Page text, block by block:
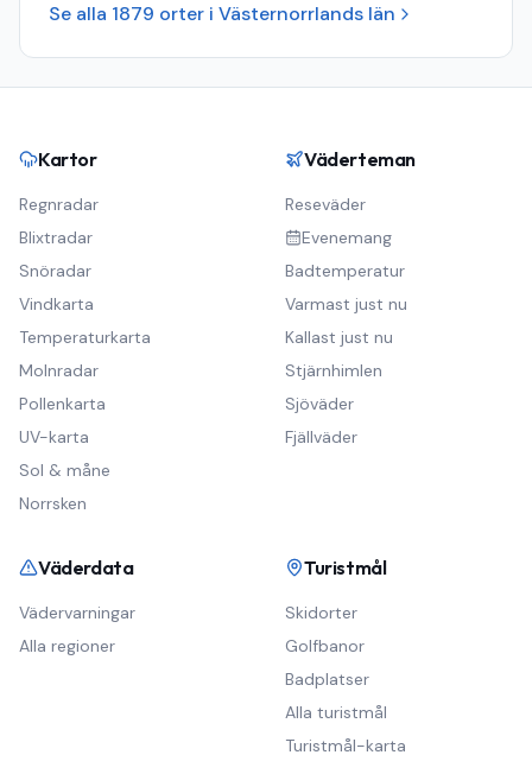
Se alla 1879 orter i Västernorrlands län
Kartor
Regnradar
Blixtradar
Snöradar
Vindkarta
Temperaturkarta
Molnradar
Pollenkarta
UV-karta
Sol & måne
Norrsken
Väderteman
Reseväder
Evenemang
Badtemperatur
Varmast just nu
Kallast just nu
Stjärnhimlen
Sjöväder
Fjällväder
Väderdata
Vädervarningar
Alla regioner
Turistmål
Skidorter
Golfbanor
Badplatser
Alla turistmål
Turistmål-karta